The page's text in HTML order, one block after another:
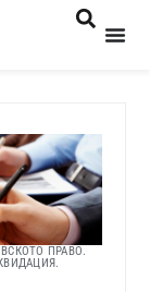
ПРАВО.